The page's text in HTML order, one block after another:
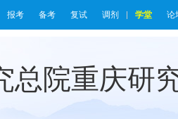
报考 备考 复试 调剂 学堂 论